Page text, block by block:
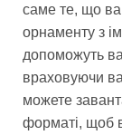
саме те, що
орнаменту з
допоможуть
враховуючи
можете
форматі, щоб